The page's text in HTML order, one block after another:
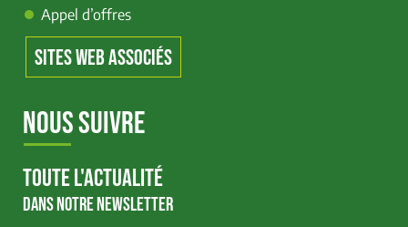
Appel d’offres
SITES WEB ASSOCIÉS
NOUS SUIVRE
TOUTE L'ACTUALITÉ
DANS NOTRE NEWSLETTER